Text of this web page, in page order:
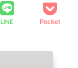
LINE Pocket